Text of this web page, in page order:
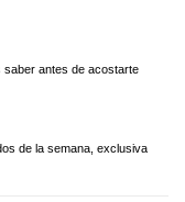
saber antes de acostarte
de la semana, exclusiva